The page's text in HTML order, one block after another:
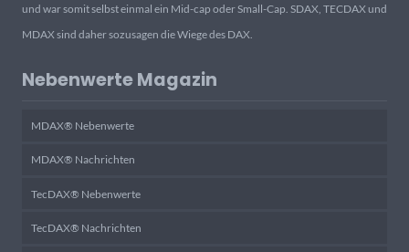
und war somit selbst einmal ein Mid-cap oder Small-Cap. SDAX, TECDAX und
MDAX sind daher sozusagen die Wiege des DAX.
Nebenwerte Magazin
MDAX® Nebenwerte
MDAX® Nachrichten
TecDAX® Nebenwerte
TecDAX® Nachrichten